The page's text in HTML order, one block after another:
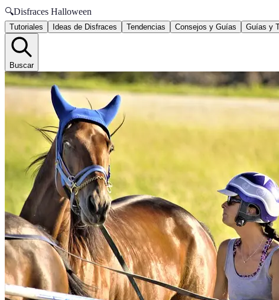
🔍Disfraces Halloween
Tutoriales Ideas de Disfraces Tendencias Consejos y Guías Guías y
Buscar